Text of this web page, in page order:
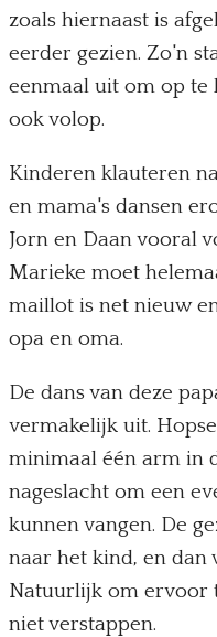
zoals hiernaast is
eerder gezien. Zo'n
eenmaal uit om op te
ook volop.
Kinderen klauteren
en mama's dansen
Jorn en Daan vooral
Marieke moet
maillot is net nieuw
opa en oma.
De dans van deze
vermakelijk uit.
minimaal één arm in
nageslacht om een
kunnen vangen. De
naar het kind, en dan
Natuurlijk om ervoor
niet verstappen.